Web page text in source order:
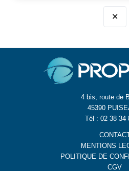
✕
4 bis, route de
45390
Tél : 02 38 34
MENTIONS
POLITIQUE DE
CGV